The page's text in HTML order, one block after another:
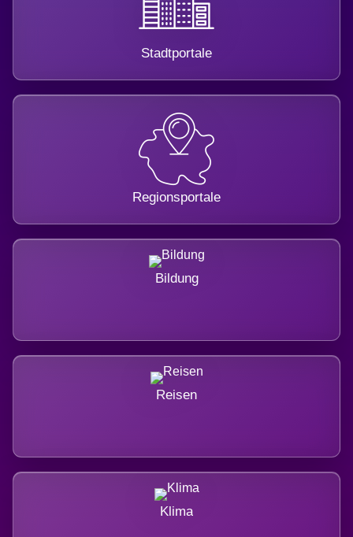
Stadtportale
Regionsportale
Bildung
Reisen
Klima